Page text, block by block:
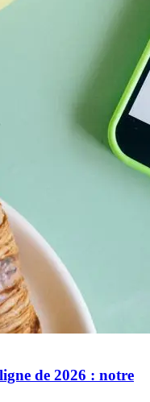
de 2026 : notre